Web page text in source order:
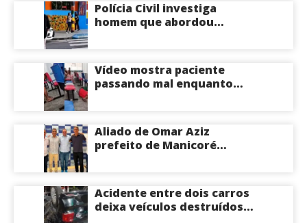
Polícia Civil investiga
homem que abordou
Vídeo mostra paciente
passando mal enquanto
Aliado de Omar Aziz
prefeito de Manicoré
Acidente entre dois carros
deixa veículos destruídos